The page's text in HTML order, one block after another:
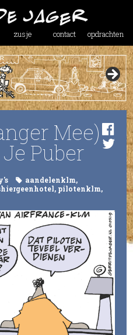
zusje contact opdrachten
Mee)
Puber
aandelenklm,
, pilotenklm,